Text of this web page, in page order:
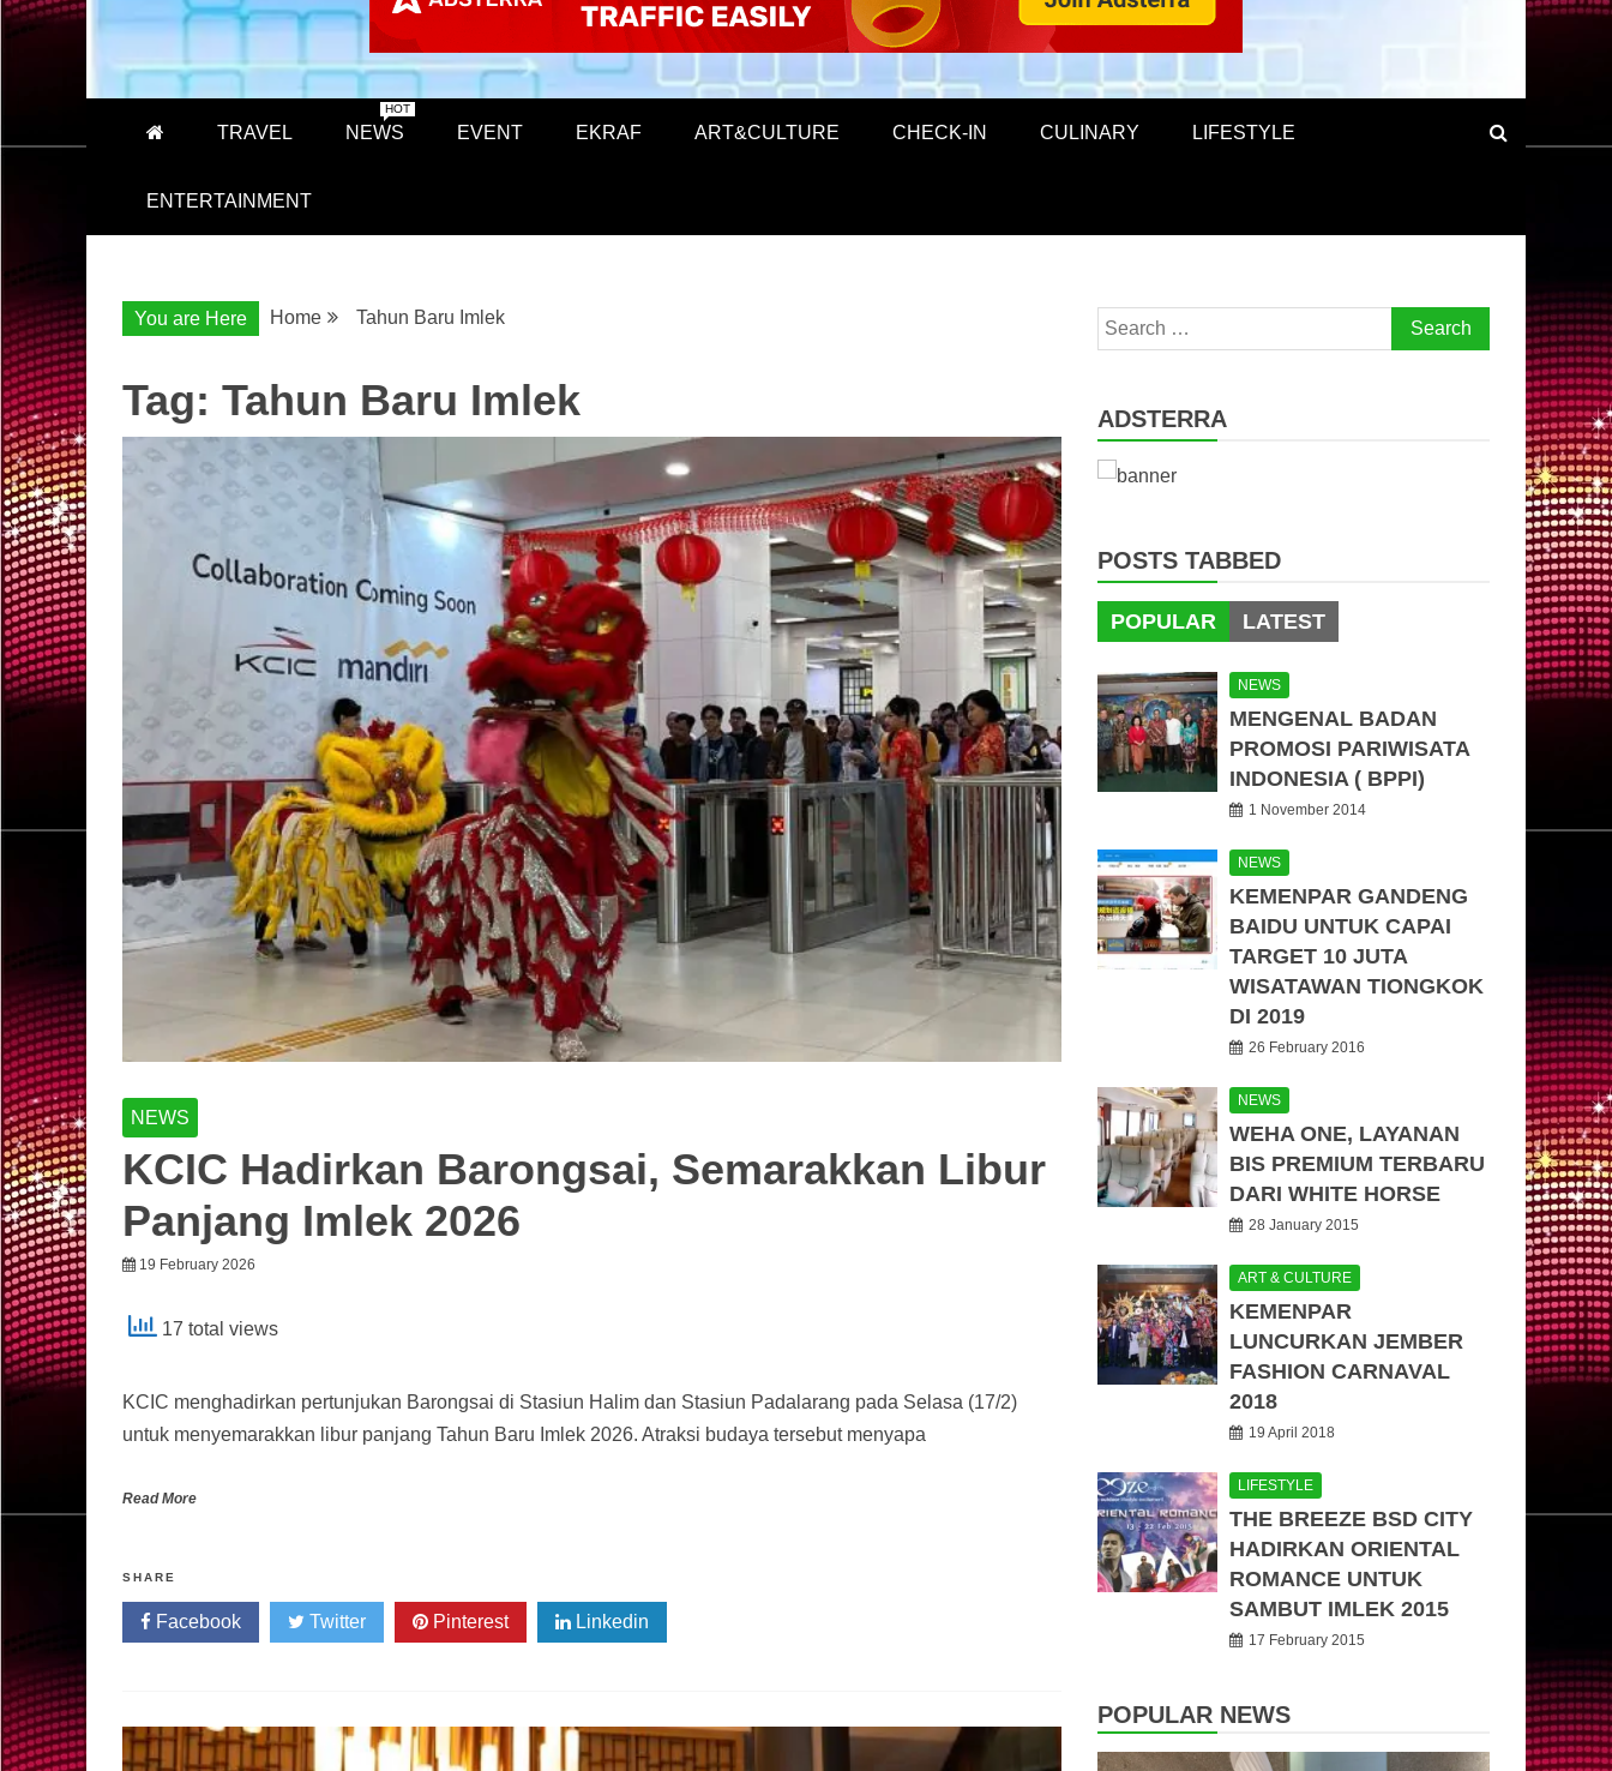
TRAVEL NEWS
HOT
EVENT EKRAF ART&CULTURE CHECK-IN CULINARY LIFESTYLE
ENTERTAINMENT
You are Here Home Tahun Baru Imlek
Tag: Tahun Baru Imlek
NEWS
KCIC Hadirkan Barongsai, Semarakkan Libur
Panjang Imlek 2026
19 February 2026
17 total views
KCIC menghadirkan pertunjukan Barongsai di Stasiun Halim dan Stasiun Padalarang pada Selasa (17/2)
untuk menyemarakkan libur panjang Tahun Baru Imlek 2026. Atraksi budaya tersebut menyapa
Read More
SHARE
Facebook Twitter Pinterest Linkedin
Search
for:
ADSTERRA
POSTS TABBED
POPULAR LATEST
NEWS
MENGENAL BADAN
PROMOSI PARIWISATA
INDONESIA ( BPPI)
1 November 2014
NEWS
KEMENPAR GANDENG
BAIDU UNTUK CAPAI
TARGET 10 JUTA
WISATAWAN TIONGKOK
DI 2019
26 February 2016
NEWS
WEHA ONE, LAYANAN
BIS PREMIUM TERBARU
DARI WHITE HORSE
28 January 2015
ART & CULTURE
KEMENPAR
LUNCURKAN JEMBER
FASHION CARNAVAL
2018
19 April 2018
LIFESTYLE
THE BREEZE BSD CITY
HADIRKAN ORIENTAL
ROMANCE UNTUK
SAMBUT IMLEK 2015
17 February 2015
POPULAR NEWS